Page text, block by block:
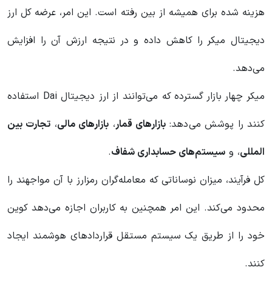
هزینه شده برای همیشه از بین رفته است. این امر، عرضه کل ارز
دیجیتال میکر را کاهش داده و در نتیجه ارزش آن را افزایش
می‌دهد.
میکر چهار بازار گسترده که می‌توانند از ارز دیجیتال Dai استفاده
کنند را پوشش می‌دهد: بازارهای قمار، بازارهای مالی، تجارت بین
المللی، و سیستم‌های حسابداری شفاف.
کل فرآیند، میزان نوساناتی که معامله‌گران رمزارز با آن مواجهند را
محدود می‌کند. این امر همچنین به کاربران اجازه می‌دهد کوین
خود را از طریق یک سیستم مستقل قراردادهای هوشمند ایجاد
کنند.